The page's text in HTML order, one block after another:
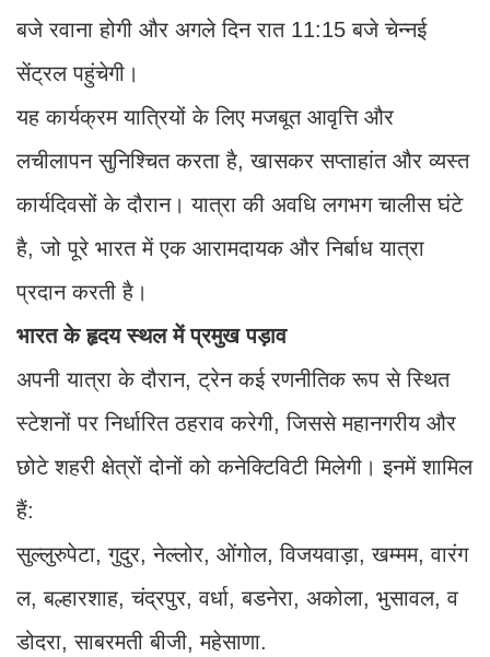
बजे रवाना होगी और अगले दिन रात 11:15 बजे चेन्नई
सेंट्रल पहुंचेगी।
यह कार्यक्रम यात्रियों के लिए मजबूत आवृत्ति और
लचीलापन सुनिश्चित करता है, खासकर सप्ताहांत और व्यस्त
कार्यदिवसों के दौरान। यात्रा की अवधि लगभग चालीस घंटे
है, जो पूरे भारत में एक आरामदायक और निर्बाध यात्रा
प्रदान करती है।
भारत के हृदय स्थल में प्रमुख पड़ाव
अपनी यात्रा के दौरान, ट्रेन कई रणनीतिक रूप से स्थित
स्टेशनों पर निर्धारित ठहराव करेगी, जिससे महानगरीय और
छोटे शहरी क्षेत्रों दोनों को कनेक्टिविटी मिलेगी। इनमें शामिल
हैं:
सुल्लुरुपेटा, गुदुर, नेल्लोर, ओंगोल, विजयवाड़ा, खम्मम, वारंग
ल, बल्हारशाह, चंद्रपुर, वर्धा, बडनेरा, अकोला, भुसावल, व
डोदरा, साबरमती बीजी, महेसाणा.